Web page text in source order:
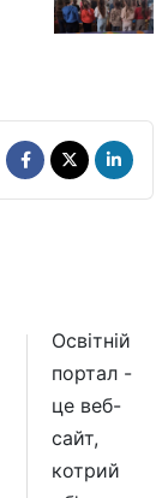
Освітній
портал -
це веб-
сайт,
котрий